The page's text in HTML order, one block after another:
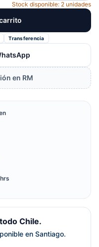
Stock disponible: 2 unidades
Transferencia
en RM
Chile.
en Santiago.